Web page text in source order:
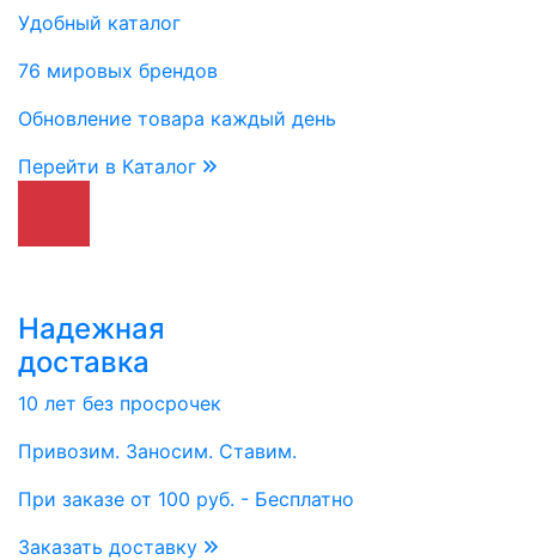
Удобный каталог
76 мировых брендов
Обновление товара каждый день
Перейти в Каталог
Надежная
доставка
10 лет без просрочек
Привозим. Заносим. Ставим.
При заказе от 100 руб. - Бесплатно
Заказать доставку